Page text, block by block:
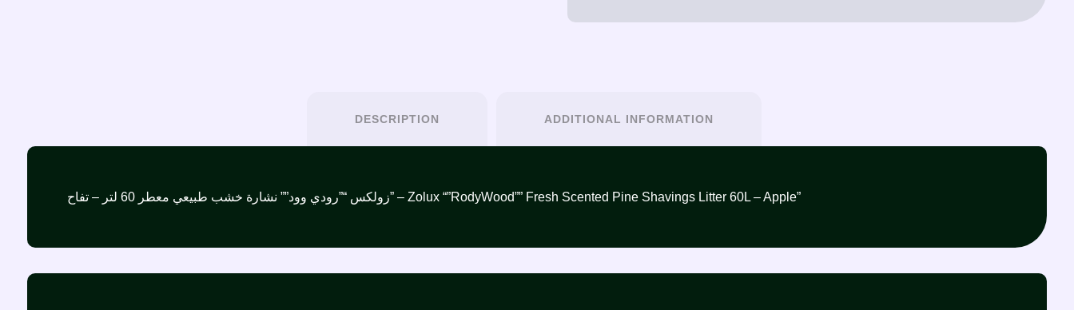
DESCRIPTION ADDITIONAL INFORMATION
زولكس “”رودي وود”” نشارة خشب طبيعي معطر 60 لتر – تفاح” – Zolux “”RodyWood”” Fresh Scented Pine Shavings Litter 60L – Apple”